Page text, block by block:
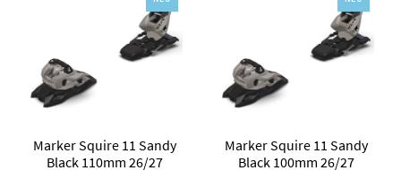
Marker Squire 11 Sandy
Black 110mm 26/27
Marker Squire 11 Sandy
Black 100mm 26/27